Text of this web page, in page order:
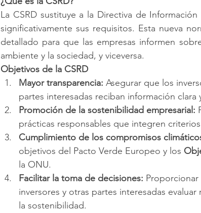
La CSRD sustituye a la Directiva de
significativamente sus requisitos. Esta nueva
detallado para que las empresas informen
ambiente y la sociedad, y viceversa.
Objetivos de la CSRD
Mayor transparencia: Asegurar que los
partes interesadas reciban información
Promoción de la sostenibilidad empresarial:
prácticas responsables que integren
Cumplimiento de los compromisos
objetivos del Pacto Verde Europeo y los
la ONU.
Facilitar la toma de decisiones:
inversores y otras partes interesadas
la sostenibilidad.